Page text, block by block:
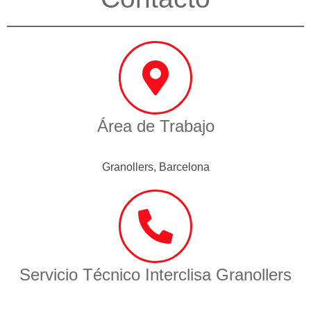
Área de Trabajo
Granollers, Barcelona
Servicio Técnico Interclisa Granollers